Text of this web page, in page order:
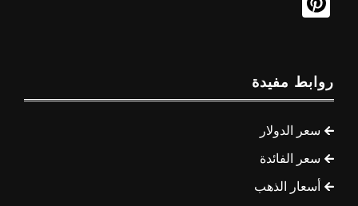
روابط مفيدة
سعر الدولار
سعر الفائدة
أسعار الذهب